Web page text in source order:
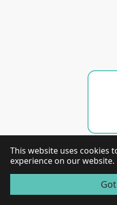
This website uses cookies
experience on our website.